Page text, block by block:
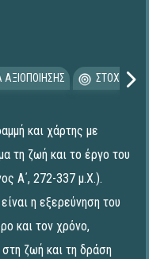
ΑΞΙΟΠΟΙΗΣΗΣ
και χάρτης με
τη ζωή και το έργο του
Α΄, 272-337 μ.Χ.).
η εξερεύνηση του
και τον χρόνο,
ζωή και τη δράση